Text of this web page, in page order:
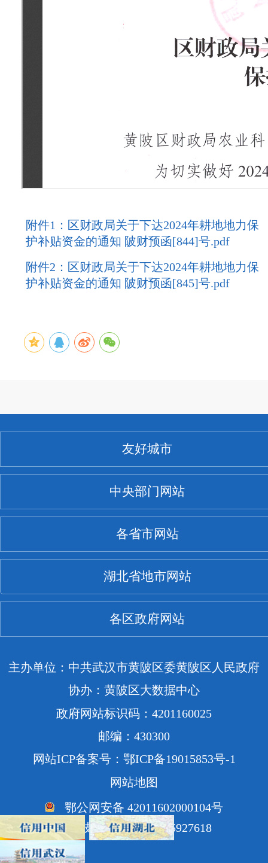
附件1：区财政局关于下达2024年耕地地力保
护补贴资金的通知 陂财预函[844]号.pdf
附件2：区财政局关于下达2024年耕地地力保
护补贴资金的通知 陂财预函[845]号.pdf
友好城市
中央部门网站
各省市网站
湖北省地市网站
各区政府网站
主办单位：中共武汉市黄陂区委黄陂区人民政府
协办：黄陂区大数据中心
政府网站标识码：4201160025
邮编：430300
网站ICP备案号：鄂ICP备19015853号-1
网站地图
鄂公网安备 42011602000104号
网站技术支持电话：85927618